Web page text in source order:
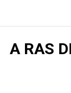
content
A RAS